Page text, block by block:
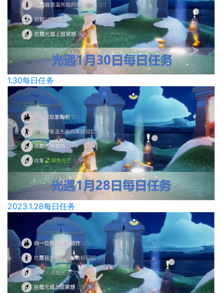
1.30每日任务
2023.1.28每日任务